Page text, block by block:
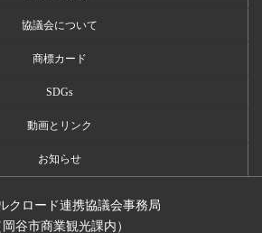
協議会について
商標カード
SDGs
動画とリンク
お知らせ
クロード連携協議会事務局
岡谷市商業観光課内）